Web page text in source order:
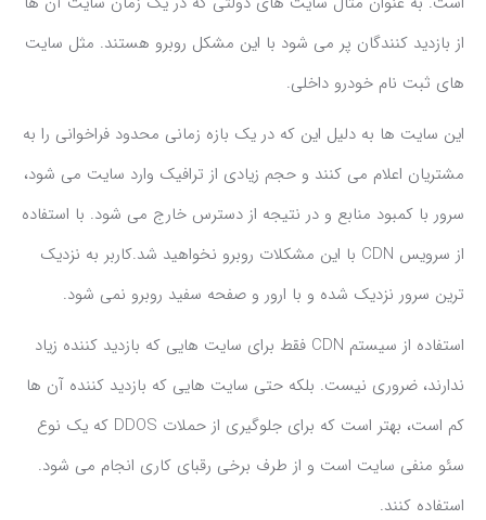
از بازدید کنندگان پر می شود با این مشکل روبرو هستند. مثل سایت
های ثبت نام خودرو داخلی.
این سایت ها به دلیل این که در یک بازه زمانی محدود فراخوانی را به
مشتریان اعلام می کنند و حجم زیادی از ترافیک وارد سایت می شود،
سرور با کمبود منابع و در نتیجه از دسترس خارج می شود. با استفاده
از سرویس CDN با این مشکلات روبرو نخواهید شد.کاربر به نزدیک
ترین سرور نزدیک شده و با ارور و صفحه سفید روبرو نمی شود.
استفاده از سیستم CDN فقط برای سایت هایی که بازدید کننده زیاد
ندارند، ضروری نیست. بلکه حتی سایت هایی که بازدید کننده آن ها
کم است، بهتر است که برای جلوگیری از حملات DDOS که یک نوع
سئو منفی سایت است و از طرف برخی رقبای کاری انجام می شود.
استفاده کنند.